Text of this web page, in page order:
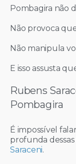
Pombagira não
Não provoca
Não manipula
E isso assusta
Rubens
Pombagira
É impossível
profunda
Saraceni.